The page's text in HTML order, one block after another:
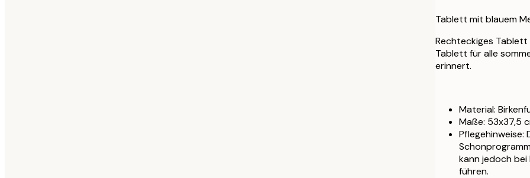
Tablett mit blauem
Rechteckiges Tablett
Tablett für alle
erinnert.
Material:
Maße: 53x37,5
kann jedoch
führen.